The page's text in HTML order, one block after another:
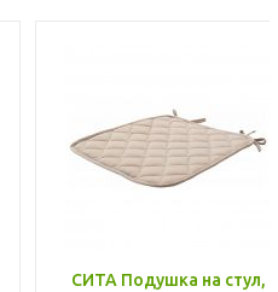
СИТА Подушка на стул,